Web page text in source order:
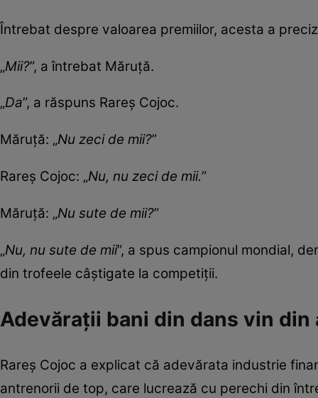
Întrebat despre valoarea premiilor, acesta a
„Mii?”, a întrebat Măruță.
„Da”, a răspuns Rareș Cojoc.
Măruță: „Nu zeci de mii?”
Rareș Cojoc: „Nu, nu zeci de mii.”
Măruță: „Nu sute de mii?”
„Nu, nu sute de mii”, a spus campionul mondial,
din trofeele câștigate la competiții.
Adevărații bani din dans vin din
Rareș Cojoc a explicat că adevărata industrie
antrenorii de top, care lucrează cu perechi din